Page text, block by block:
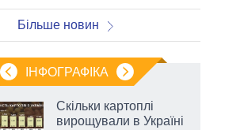
Більше новин
ІНФОГРАФІКА
Скільки картоплі
вирощували в Україні